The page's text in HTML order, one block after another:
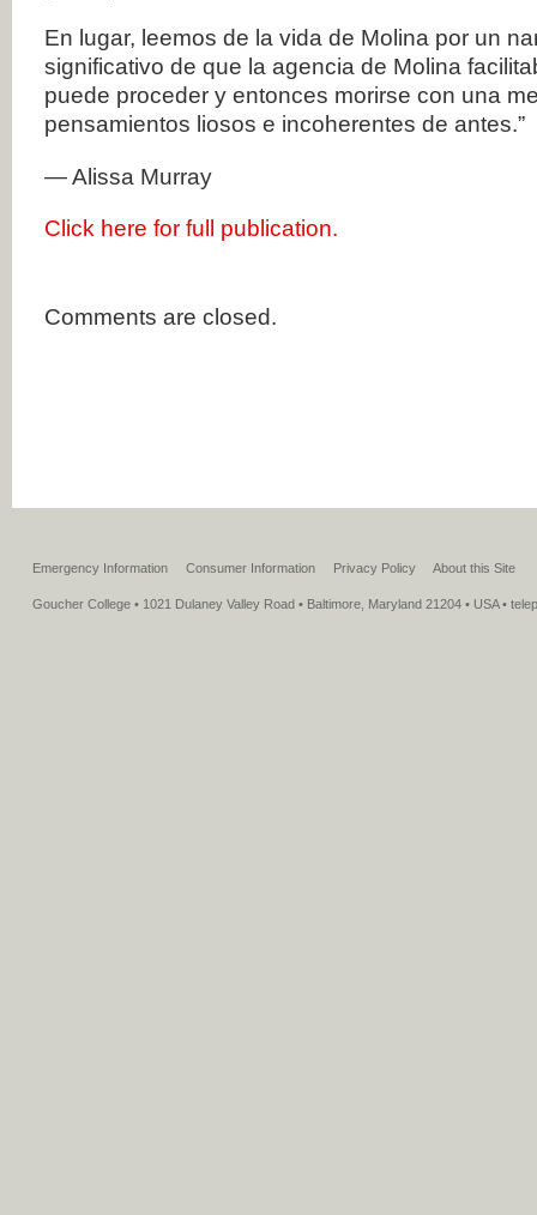
En lugar, leemos de la vida de Molina por un
significativo de que la agencia de Molina
puede proceder y entonces morirse con una
pensamientos liosos e incoherentes de antes.”
— Alissa Murray
Click here for full publication.
Comments are closed.
Emergency Information Consumer Information Privacy Policy About this Site
Goucher College • 1021 Dulaney Valley Road • Baltimore, Maryland 21204 • USA •